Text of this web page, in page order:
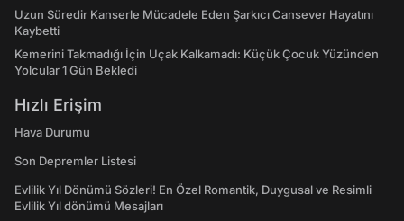
Uzun Süredir Kanserle Mücadele Eden Şarkıcı Cansever Hayatını
Kaybetti
Kemerini Takmadığı İçin Uçak Kalkamadı: Küçük Çocuk Yüzünden
Yolcular 1 Gün Bekledi
Hızlı Erişim
Hava Durumu
Son Depremler Listesi
Evlilik Yıl Dönümü Sözleri! En Özel Romantik, Duygusal ve Resimli
Evlilik Yıl dönümü Mesajları